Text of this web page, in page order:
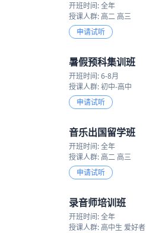
开班时间: 全年
授课人群: 高二 高三
申请试听
暑假预科集训班
开班时间: 6-8月
授课人群: 初中-高中
申请试听
音乐出国留学班
开班时间: 全年
授课人群: 高二 高三
申请试听
录音师培训班
开班时间: 全年
授课人群: 高中生 爱好者